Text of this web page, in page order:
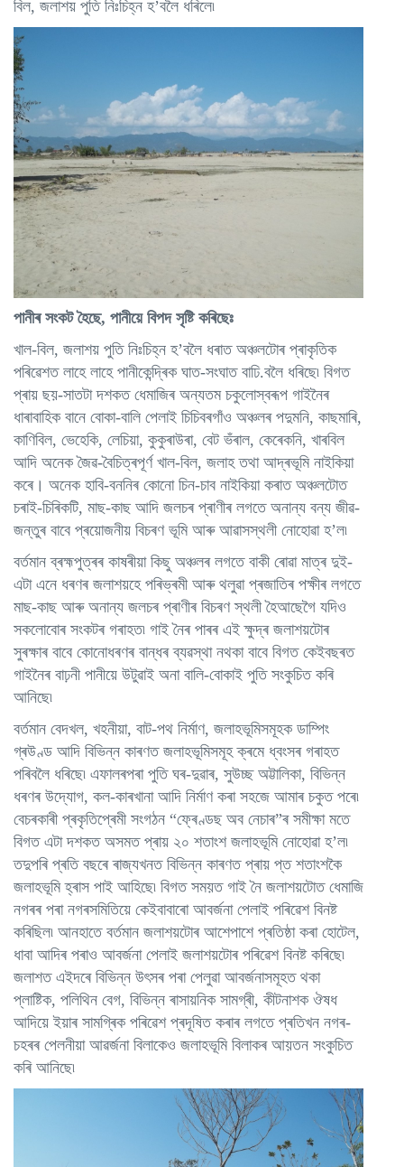
বিল, জলাশয় পুতি নিঃচিহ্ন হ’বলৈ ধৰিলে৷
পানীৰ সংকট হৈছে, পানীয়ে বিপদ সৃষ্টি কৰিছেঃ
খাল-বিল, জলাশয় পুতি নিঃচিহ্ন হ’বলৈ ধৰাত অঞ্চলটোৰ প্ৰাকৃতিক
পৰিৱেশত লাহে লাহে পানীকেন্দ্ৰিক ঘাত-সংঘাত বাঢি.বলৈ ধৰিছে৷ বিগত
প্ৰায় ছয়-সাতটা দশকত ধেমাজিৰ অন্যতম চকুলোস্বৰূপ গাইনৈৰ
ধাৰাবাহিক বানে বোকা-বালি পেলাই চিচিবৰগাঁও অঞ্চলৰ পদুমনি, কাছমাৰি,
কাণিবিল, ভেহেকি, লেচিয়া, কুকুৰাউৰা, বেট ভঁৰাল, কেৰেকনি, খাৰবিল
আদি অনেক জৈৱ-বৈচিত্ৰপূৰ্ণ খাল-বিল, জলাহ তথা আদ্ৰভূমি নাইকিয়া
কৰে। অনেক হাবি-বননিৰ কোনো চিন-চাব নাইকিয়া কৰাত অঞ্চলটোত
চৰাই-চিৰিকটি, মাছ-কাছ আদি জলচৰ প্ৰাণীৰ লগতে অনান্য বন্য জীৱ-
জন্তুৰ বাবে প্ৰয়োজনীয় বিচৰণ ভূমি আৰু আৱাসস্থলী নোহোৱা হ’ল৷
বৰ্তমান ব্ৰহ্মপুত্ৰৰ কাষৰীয়া কিছু অঞ্চলৰ লগতে বাকী ৰোৱা মাত্ৰ দুই-
এটা এনে ধৰণৰ জলাশয়হে পৰিভ্ৰমী আৰু থলুৱা প্ৰজাতিৰ পক্ষীৰ লগতে
মাছ-কাছ আৰু অনান্য জলচৰ প্ৰাণীৰ বিচৰণ স্থলী হৈআছেগৈ যদিও
সকলোবোৰ সংকটৰ গৰাহত৷ গাই নৈৰ পাৰৰ এই ক্ষুদ্ৰ জলাশয়টোৰ
সুৰক্ষাৰ বাবে কোনোধৰণৰ বান্ধৰ ব্যৱস্থা নথকা বাবে বিগত কেইবছৰত
গাইনৈৰ বাঢ়নী পানীয়ে উটুৱাই অনা বালি-বোকাই পুতি সংকুচিত কৰি
আনিছে৷
বৰ্তমান বেদখল, খহনীয়া, বাট-পথ নিৰ্মাণ, জলাহভূমিসমূহক ডাম্পিং
গ্ৰউণ্ড আদি বিভিন্ন কাৰণত জলাহভূমিসমূহ ক্ৰমে ধ্বংসৰ গৰাহত
পৰিবলৈ ধৰিছে৷ এফালৰপৰা পুতি ঘৰ-দুৱাৰ, সুউচ্ছ অট্টালিকা, বিভিন্ন
ধৰণৰ উদ্যোগ, কল-কাৰখানা আদি নিৰ্মাণ কৰা সহজে আমাৰ চকুত পৰে৷
বেচৰকাৰী প্ৰকৃতিপ্ৰেমী সংগঠন “ফ্ৰেণ্ডছ অব নেচাৰ”ৰ সমীক্ষা মতে
বিগত এটা দশকত অসমত প্ৰায় ২০ শতাংশ জলাহভূমি নোহোৱা হ’ল৷
তদুপৰি প্ৰতি বছৰে ৰাজ্যখনত বিভিন্ন কাৰণত প্ৰায় প্ত শতাংশকৈ
জলাহভূমি হ্ৰাস পাই আহিছে৷ বিগত সময়ত গাই নৈ জলাশয়টোত ধেমাজি
নগৰৰ পৰা নগৰসমিতিয়ে কেইবাবাৰো আবৰ্জনা পেলাই পৰিৱেশ বিনষ্ট
কৰিছিল৷ আনহাতে বৰ্তমান জলাশয়টোৰ আশেপাশে প্ৰতিষ্ঠা কৰা হোটেল,
ধাবা আদিৰ পৰাও আবৰ্জনা পেলাই জলাশয়টোৰ পৰিৱেশ বিনষ্ট কৰিছে৷
জলাশত এইদৰে বিভিন্ন উৎসৰ পৰা পেলুৱা আবৰ্জনাসমূহত থকা
প্লাষ্টিক, পলিথিন বেগ, বিভিন্ন ৰাসায়নিক সামগ্ৰী, কীটনাশক ঔষধ
আদিয়ে ইয়াৰ সামগ্ৰিক পৰিৱেশ প্ৰদূষিত কৰাৰ লগতে প্ৰতিখন নগৰ-
চহৰৰ পেলনীয়া আৱৰ্জনা বিলাকেও জলাহভূমি বিলাকৰ আয়তন সংকুচিত
কৰি আনিছে৷